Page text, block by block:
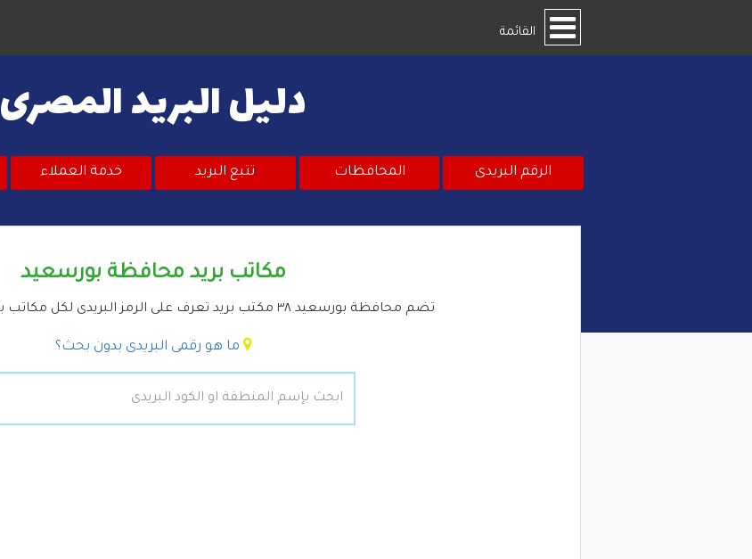
القائمة
دليل البريد المصرى
الرقم البريدى المحافظات تتبع البريد خدمة العملاء
مكاتب بريد محافظة بورسعيد
تضم محافظة بورسعيد ٣٨ مكتب بريد تعرف على الرمز البريدى لكل مكاتب بريد محافظة بورسعيد
ما هو رقمى البريدى بدون بحث؟